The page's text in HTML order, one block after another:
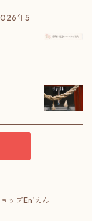
年5
ップEn’えん